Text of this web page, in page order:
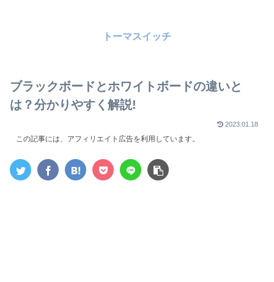
トーマスイッチ
ブラックボードとホワイトボードの違いと
は？分かりやすく解説!
2023.01.18
この記事には、アフィリエイト広告を利用しています。